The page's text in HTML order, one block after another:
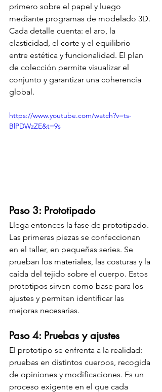
primero sobre el papel y luego
mediante programas de modelado 3D.
Cada detalle cuenta: el aro, la
elasticidad, el corte y el equilibrio
entre estética y funcionalidad. El plan
de colección permite visualizar el
conjunto y garantizar una coherencia
global.
https://www.youtube.com/watch?v=ts-
BlPDWzZE&t=9s
Paso 3: Prototipado
Llega entonces la fase de prototipado.
Las primeras piezas se confeccionan
en el taller, en pequeñas series. Se
prueban los materiales, las costuras y la
caída del tejido sobre el cuerpo. Estos
prototipos sirven como base para los
ajustes y permiten identificar las
mejoras necesarias.
Paso 4: Pruebas y ajustes
El prototipo se enfrenta a la realidad:
pruebas en distintos cuerpos, recogida
de opiniones y modificaciones. Es un
proceso exigente en el que cada